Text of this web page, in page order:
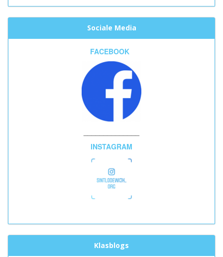
Sociale Media
FACEBOOK
INSTAGRAM
Klasblogs